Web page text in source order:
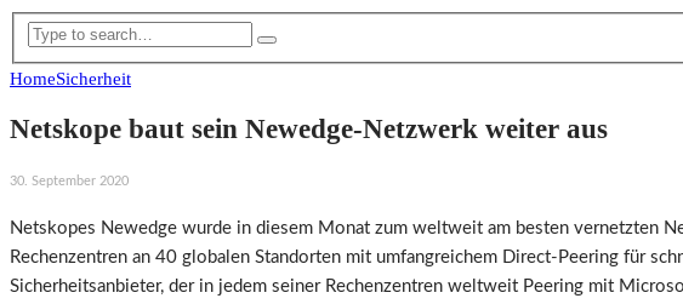
HomeSicherheit
Netskope baut sein Newedge-Netzwerk weiter aus
30. September 2020
Netskopes Newedge wurde in diesem Monat zum weltweit am besten vernetzten
Rechenzentren an 40 globalen Standorten mit umfangreichem Direct-Peering für
Sicherheitsanbieter, der in jedem seiner Rechenzentren weltweit Peering mit